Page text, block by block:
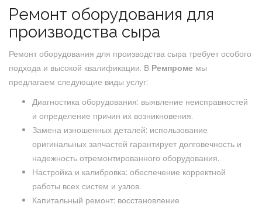
Ремонт оборудования для
производства сыра
Ремонт оборудования для производства сыра требует особого
подхода и высокой квалификации. В Ремпроме мы
предлагаем следующие виды услуг:
Диагностика оборудования: выявление неисправностей
и определение причин их возникновения.
Замена изношенных деталей: использование
оригинальных запчастей гарантирует долговечность и
надежность отремонтированного оборудования.
Настройка и калибровка: обеспечение корректной
работы всех систем и узлов.
Капитальный ремонт: восстановление